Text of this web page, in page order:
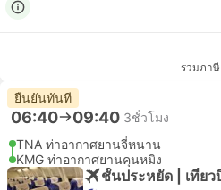
รวมภา
ยืนยันทันที
06:40 09:40 3ชั่วโมง
TNA ท่าอากาศยานจี่หนาน
KMG ท่าอากาศยานคุนหมิง
ชั้นประหยัด | เที่ย